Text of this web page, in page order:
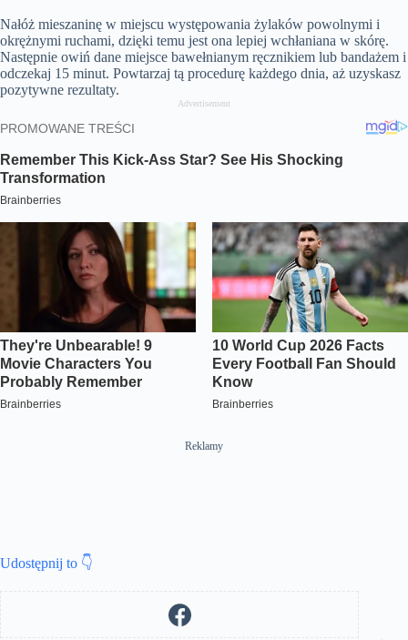
Nałóż mieszaninę w miejscu występowania żylaków powolnymi i
okrężnymi ruchami, dzięki temu jest ona lepiej wchłaniana w skórę.
Następnie owiń dane miejsce bawełnianym ręcznikiem lub bandażem i
odczekaj 15 minut. Powtarzaj tą procedurę każdego dnia, aż uzyskasz
pozytywne rezultaty.
Advertisement
Reklamy
Udostępnij to 👇